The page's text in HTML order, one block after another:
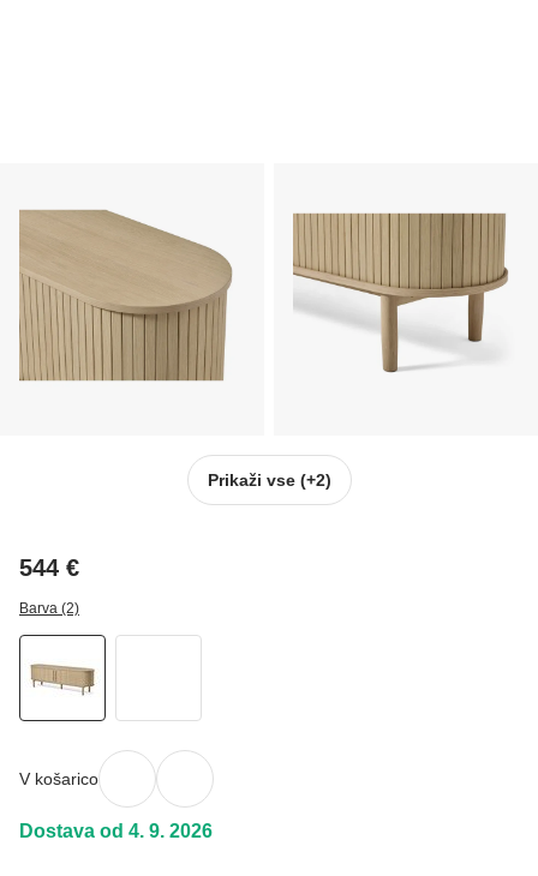
Prikaži vse (+2)
544 €
Barva (2)
V košarico
Dostava od 4. 9. 2026